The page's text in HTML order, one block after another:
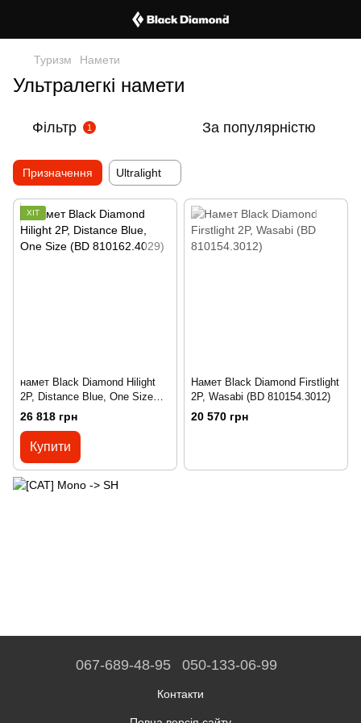
Туризм Намети
Ультралегкі намети
Фільтр 1 За популярністю
Призначення Ultralight
ХІТ
намет Black Diamond Hilight
2P, Distance Blue, One Size
(BD 810162.4029)
26 818 грн
Купити
Намет Black Diamond Firstlight
2P, Wasabi (BD 810154.3012)
20 570 грн
067-689-48-95 050-133-06-99
Контакти